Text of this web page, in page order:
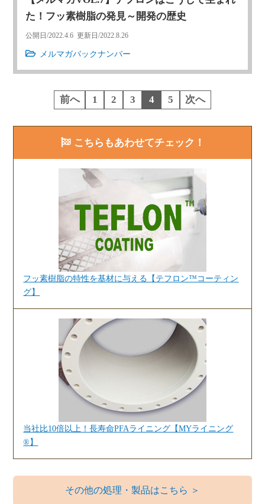
た！フッ素樹脂の発見～開発の歴史
公開日/2022.4.6 更新日/2022.8.26
メルマガバックナンバー
前へ 1 2 3 4 5 次へ
こちらもあわせてチェック！
フッ素樹脂の特性を基材に与える【テフロン™コーティン
グ】
当社比10倍以上！長寿命PFAライニング【MYライニング
®】
その他の処理・製品はこちら ＞